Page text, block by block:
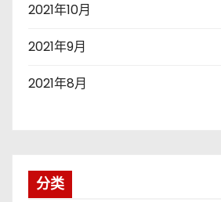
2021年10月
2021年9月
2021年8月
分类